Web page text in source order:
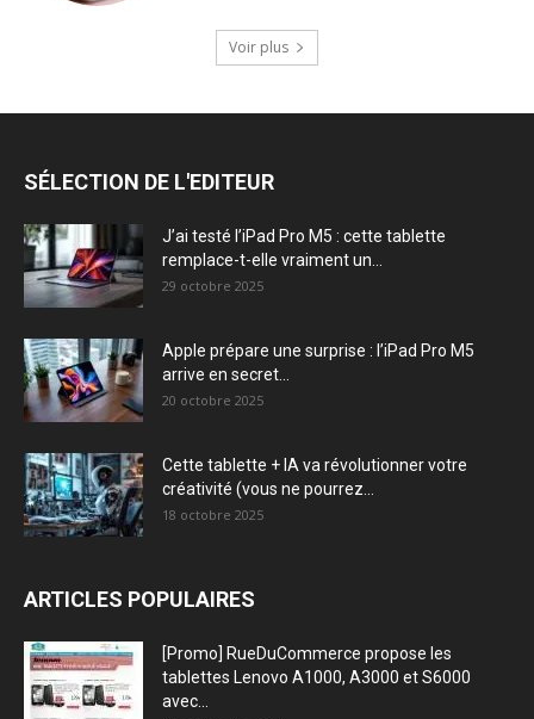
Voir plus
SÉLECTION DE L'EDITEUR
J’ai testé l’iPad Pro M5 : cette tablette
remplace-t-elle vraiment un...
29 octobre 2025
Apple prépare une surprise : l’iPad Pro M5
arrive en secret...
20 octobre 2025
Cette tablette + IA va révolutionner votre
créativité (vous ne pourrez...
18 octobre 2025
ARTICLES POPULAIRES
[Promo] RueDuCommerce propose les
tablettes Lenovo A1000, A3000 et S6000
avec...